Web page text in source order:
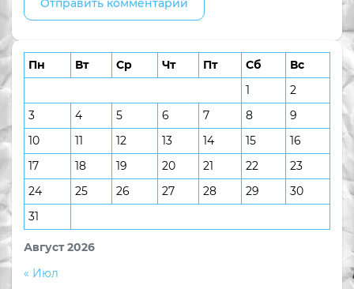
Август 2026
Пн Вт Ср Чт Пт Сб
Вс
1
2
3
4 5 6 7 8
9
10
11 12 13 14 15
16
17
18 19 20 21 22
23
24
25 26 27 28 29
30
31
« Июл